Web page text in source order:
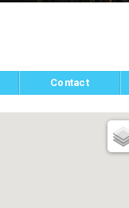
Contact